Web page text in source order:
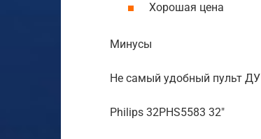
Хорошая цена
Минусы
Не самый удобный пульт ДУ
Philips 32PHS5583 32″